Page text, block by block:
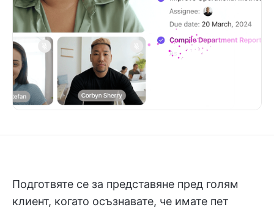
Подготвяте се за представяне пред голям
клиент, когато осъзнавате, че имате пет